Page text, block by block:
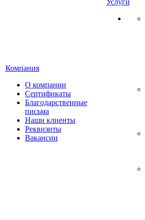
Компания
О компании
Сертификаты
Благодарственные
письма
Наши клиенты
Реквизиты
Вакансии
Услуги